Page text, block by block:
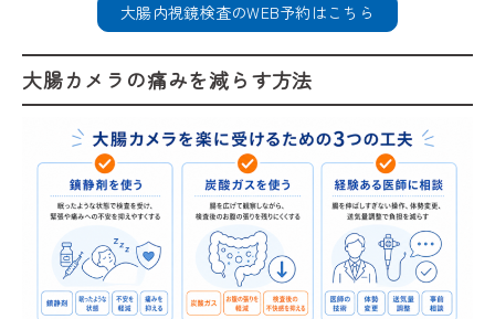
大腸内視鏡検査のWEB予約はこちら
大腸カメラの痛みを減らす方法